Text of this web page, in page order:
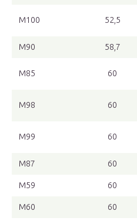
M100 52,5
M90 58,7
M85 60
M98 60
M99 60
M87 60
M59 60
M60 60